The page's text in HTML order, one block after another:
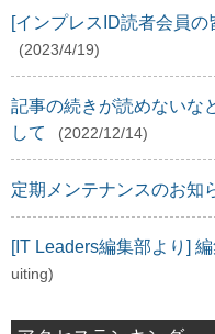
[インプレスID読者会員
(2023/4/19)
記事の続きが読めないな
して
(2022/12/14)
定期メンテナンスのお知
[IT Leaders編集部より]
uiting)